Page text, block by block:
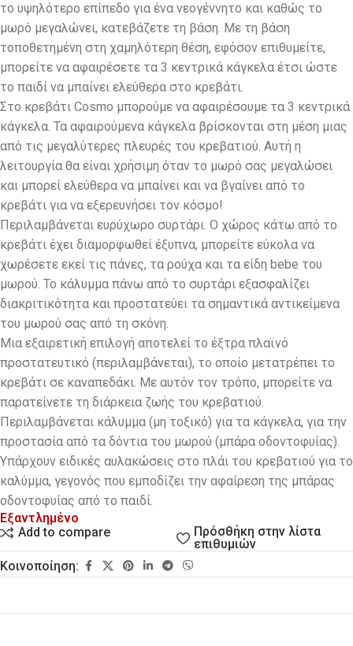
το υψηλότερο επίπεδο για ένα νεογέννητο και καθώς το
μωρό μεγαλώνει, κατεβάζετε τη βάση. Με τη βάση
τοποθετημένη στη χαμηλότερη θέση, εφόσον επιθυμείτε,
μπορείτε να αφαιρέσετε τα 3 κεντρικά κάγκελα έτσι ώστε
το παιδί να μπαίνει ελεύθερα στο κρεβάτι.
Στο κρεβάτι Cosmo μπορούμε να αφαιρέσουμε τα 3 κεντρικά
κάγκελα. Τα αφαιρούμενα κάγκελα βρίσκονται στη μέση μιας
από τις μεγαλύτερες πλευρές του κρεβατιού. Αυτή η
λειτουργία θα είναι χρήσιμη όταν το μωρό σας μεγαλώσει
και μπορεί ελεύθερα να μπαίνει και να βγαίνει από το
κρεβάτι για να εξερευνήσει τον κόσμο!
Περιλαμβάνεται ευρύχωρο συρτάρι. Ο χώρος κάτω από το
κρεβάτι έχει διαμορφωθεί έξυπνα, μπορείτε εύκολα να
χωρέσετε εκεί τις πάνες, τα ρούχα και τα είδη bebe του
μωρού. Το κάλυμμα πάνω από το συρτάρι εξασφαλίζει
διακριτικότητα και προστατεύει τα σημαντικά αντικείμενα
του μωρού σας από τη σκόνη.
Μια εξαιρετική επιλογή αποτελεί το έξτρα πλαϊνό
προστατευτικό (περιλαμβάνεται), το οποίο μετατρέπει το
κρεβάτι σε καναπεδάκι. Με αυτόν τον τρόπο, μπορείτε να
παρατείνετε τη διάρκεια ζωής του κρεβατιού.
Περιλαμβάνεται κάλυμμα (μη τοξικό) για τα κάγκελα, για την
προστασία από τα δόντια του μωρού (μπάρα οδοντοφυίας).
Υπάρχουν ειδικές αυλακώσεις στο πλάι του κρεβατιού για το
καλύμμα, γεγονός που εμποδίζει την αφαίρεση της μπάρας
οδοντοφυίας από το παιδί.
Εξαντλημένο
Add to compare
Πρόσθήκη στην λίστα
επιθυμιών
Κοινοποίηση: